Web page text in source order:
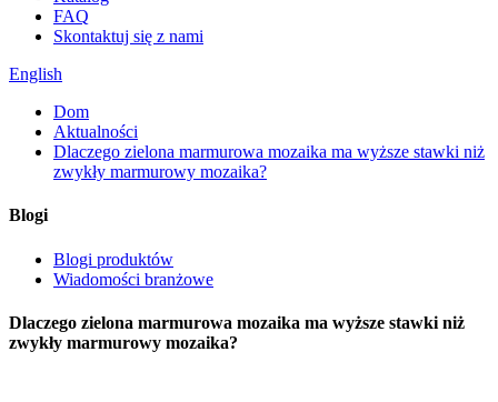
FAQ
Skontaktuj się z nami
English
Dom
Aktualności
Dlaczego zielona marmurowa mozaika ma wyższe stawki niż
zwykły marmurowy mozaika?
Blogi
Blogi produktów
Wiadomości branżowe
Dlaczego zielona marmurowa mozaika ma wyższe stawki niż
zwykły marmurowy mozaika?